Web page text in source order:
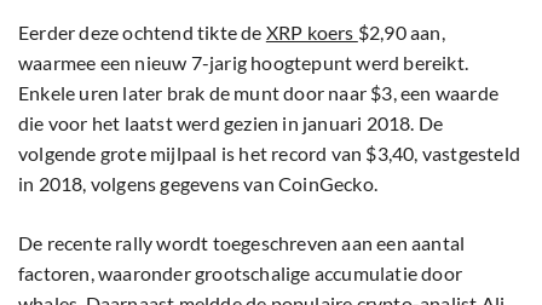
Eerder deze ochtend tikte de XRP koers $2,90 aan,
waarmee een nieuw 7-jarig hoogtepunt werd bereikt.
Enkele uren later brak de munt door naar $3, een waarde
die voor het laatst werd gezien in januari 2018. De
volgende grote mijlpaal is het record van $3,40, vastgesteld
in 2018, volgens gegevens van CoinGecko.
De recente rally wordt toegeschreven aan een aantal
factoren, waaronder grootschalige accumulatie door